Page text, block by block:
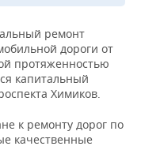
ремонт
дороги от
протяженностью
капитальный
Химиков.
к ремонту дорог по
качественные